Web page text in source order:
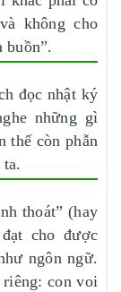
không cho
buồn”.
đọc nhật ký
những gì
thế còn phẫn
thoát” (hay
cho được
ngôn ngữ.
riêng: con voi